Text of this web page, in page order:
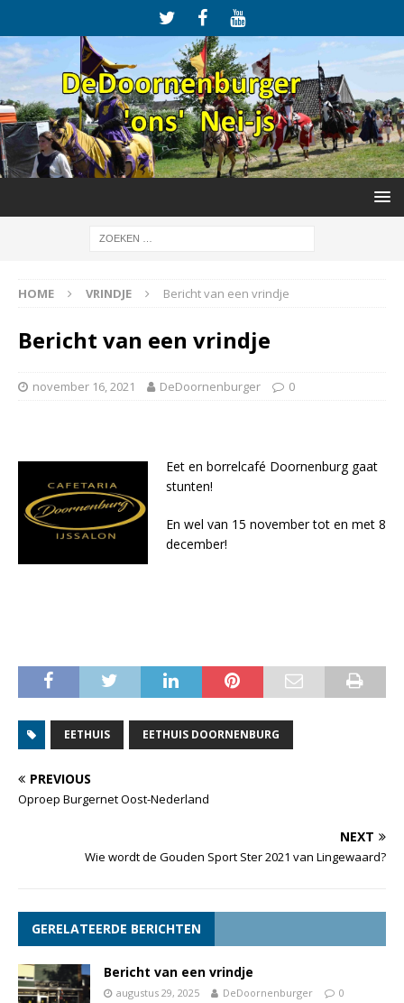
HOME VRINDJE Bericht van een vrindje
Bericht van een vrindje
november 16, 2021 DeDoornenburger 0
Eet en borrelcafé Doornenburg gaat
stunten!
En wel van 15 november tot en met 8
december!
EETHUIS EETHUIS DOORNENBURG
PREVIOUS
Oproep Burgernet Oost-Nederland
NEXT
Wie wordt de Gouden Sport Ster 2021 van Lingewaard?
GERELATEERDE BERICHTEN
Bericht van een vrindje
augustus 29, 2025 DeDoornenburger 0